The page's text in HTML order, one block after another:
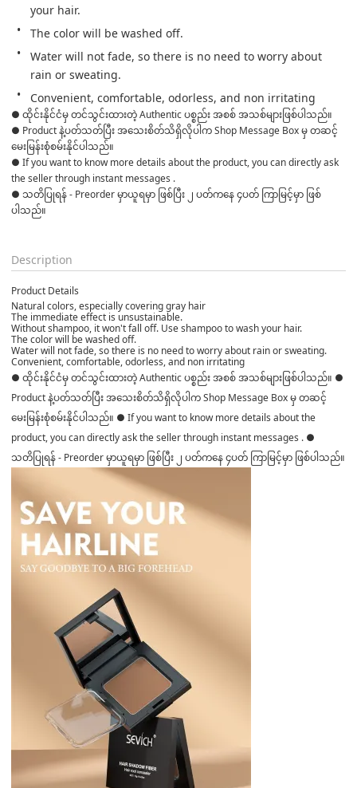
your hair.
The color will be washed off.
Water will not fade, so there is no need to worry about
rain or sweating.
Convenient, comfortable, odorless, and non irritating
● ထိုင်းနိုင်ငံမှ တင်သွင်းထားတဲ့ Authentic ပစ္စည်း အစစ် အသစ်များဖြစ်ပါသည်။
● Product နဲ့ပတ်သတ်ပြီး အသေးစိတ်သိရှိလိုပါက Shop Message Box မှ တဆင့်
မေးမြန်းစုံစမ်းနိုင်ပါသည်။
● If you want to know more details about the product, you can directly ask
the seller through instant messages .
● သတိပြုရန် - Preorder မှာယူရမှာ ဖြစ်ပြီး ၂ ပတ်ကနေ ၄ပတ် ကြာမြင့်မှာ ဖြစ်
ပါသည်။
Description
Product Details
Natural colors, especially covering gray hair
The immediate effect is unsustainable.
Without shampoo, it won't fall off. Use shampoo to wash your hair.
The color will be washed off.
Water will not fade, so there is no need to worry about rain or sweating.
Convenient, comfortable, odorless, and non irritating
● ထိုင်းနိုင်ငံမှ တင်သွင်းထားတဲ့ Authentic ပစ္စည်း အစစ် အသစ်များဖြစ်ပါသည်။ ●
Product နဲ့ပတ်သတ်ပြီး အသေးစိတ်သိရှိလိုပါက Shop Message Box မှ တဆင့်
မေးမြန်းစုံစမ်းနိုင်ပါသည်။ ● If you want to know more details about the
product, you can directly ask the seller through instant messages . ●
သတိပြုရန် - Preorder မှာယူရမှာ ဖြစ်ပြီး ၂ ပတ်ကနေ ၄ပတ် ကြာမြင့်မှာ ဖြစ်ပါသည်။